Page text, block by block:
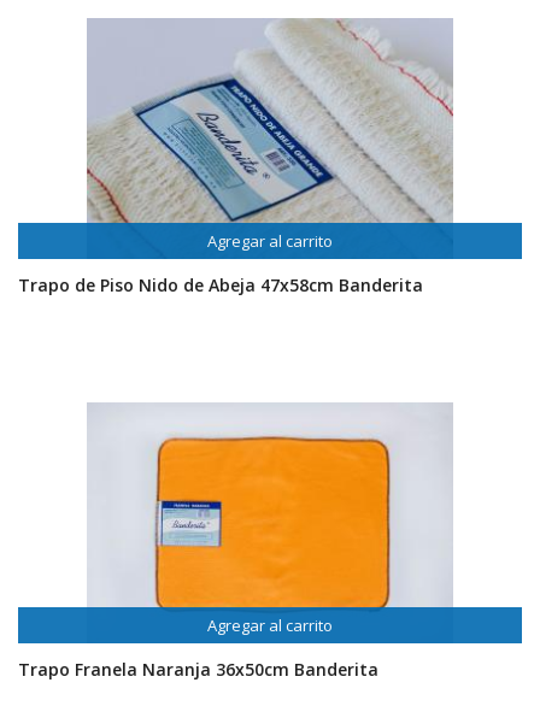
Agregar al carrito
Trapo de Piso Nido de Abeja 47x58cm Banderita
Agregar al carrito
Trapo Franela Naranja 36x50cm Banderita